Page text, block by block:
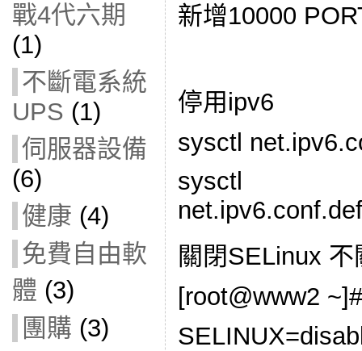
戰4代六期
(1)
不斷電系統
UPS (1)
伺服器設備
(6)
健康 (4)
免費自由軟
體 (3)
團購 (3)
新增10000
停用ipv6
sysctl
sysctl
關閉SELinux
[root@www2